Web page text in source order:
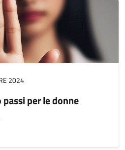
2024
per le donne